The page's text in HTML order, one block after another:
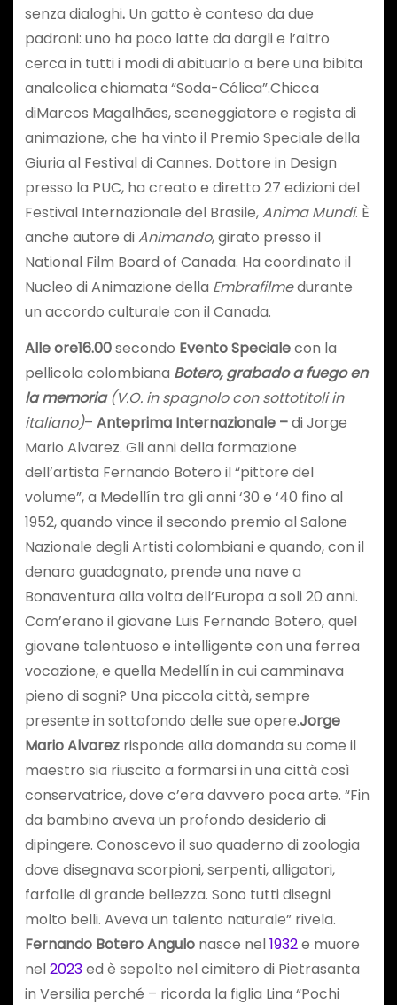
senza dialoghi.Un gatto è conteso da due
padroni: uno ha poco latte da dargli e l’altro
cerca in tutti i modi di abituarlo a bere una bibita
analcolica chiamata “Soda-Cólica”.Chicca
diMarcos Magalhães, sceneggiatore e regista di
animazione, che ha vinto il Premio Speciale della
Giuria al Festival di Cannes. Dottore in Design
presso la PUC, ha creato e diretto 27 edizioni del
Festival Internazionale del Brasile,Anima Mundi. È
anche autore diAnimando, girato presso il
National Film Board of Canada. Ha coordinato il
Nucleo di Animazione della Embrafilmedurante
un accordo culturale con il Canada.
Alle ore16.00secondo Evento Specialecon la
pellicola colombiana Botero, grabado a fuego en
la memoria(V.O. in spagnolo con sottotitoli in
italiano)– Anteprima Internazionale –di Jorge
Mario Alvarez. Gli anni della formazione
dell’artista Fernando Botero il “pittore del
volume”, a Medellín tra gli anni ‘30 e ‘40 fino al
1952, quando vince il secondo premio al Salone
Nazionale degli Artisti colombiani e quando, con il
denaro guadagnato, prende una nave a
Bonaventura alla volta dell’Europa a soli 20 anni.
Com’erano il giovane Luis Fernando Botero, quel
giovane talentuoso e intelligente con una ferrea
vocazione, e quella Medellín in cui camminava
pieno di sogni? Una piccola città, sempre
presente in sottofondo delle sue opere.Jorge
Mario Alvarezrisponde alla domanda su come il
maestro sia riuscito a formarsi in una città così
conservatrice, dove c’era davvero poca arte. “Fin
da bambino aveva un profondo desiderio di
dipingere. Conoscevo il suo quaderno di zoologia
dove disegnava scorpioni, serpenti, alligatori,
farfalle di grande bellezza. Sono tutti disegni
molto belli. Aveva un talento naturale” rivela.
Fernando Botero Angulonasce nel1932e muore
nel2023ed è sepolto nel cimitero di Pietrasanta
in Versilia perché – ricorda la figlia Lina “Pochi